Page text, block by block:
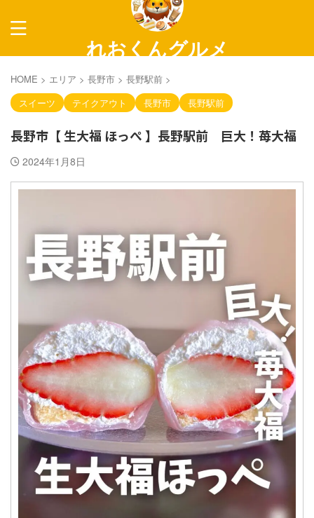
れおくんグルメ
HOME > エリア > 長野市 > 長野駅前 >
スイーツ
テイクアウト 長野市 長野駅前
長野市【 生大福 ほっぺ 】長野駅前 巨大！苺大福
2024年1月8日